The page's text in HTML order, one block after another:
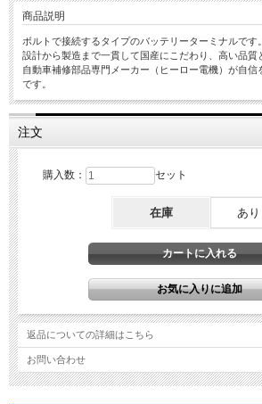
商品説明
ボルトで接続するタイプのバッテリーターミナルです。
設計から製造まで一貫して国産にこだわり、高い品質
自動車補修部品専門メーカー（ヒーロー電機）が自
です。
注文
購入数： セット
在庫 あり
返品についての詳細はこちら
お問い合わせ